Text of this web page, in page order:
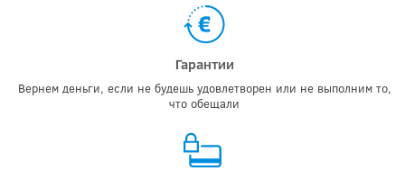
Гарантии
Вернем деньги, если не будешь удовлетворен или не выполним то,
что обещали